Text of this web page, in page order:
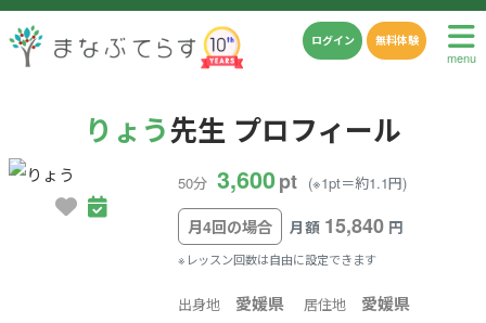
menu
ログイン 無料体験
りょう先生 プロフィール
50分 3,600pt (※1pt＝約1.1円)
月4回の場合 月額 15,840 円
※レッスン回数は自由に設定できます
出身地 愛媛県 居住地 愛媛県